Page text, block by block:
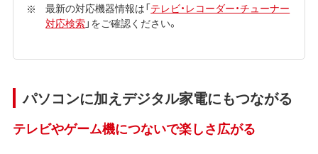
最新の対応機器情報は「テレビ・レコーダー・チューナー
対応検索」をご確認ください。
パソコンに加えデジタル家電にもつながる
テレビやゲーム機につないで楽しさ広がる